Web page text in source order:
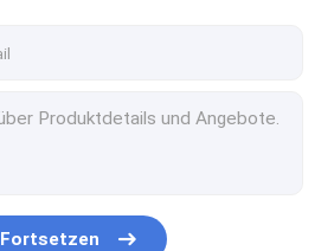
Fortsetzen